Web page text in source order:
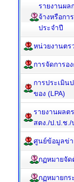
รายงานผล
จ้างหรือกา
ประจำปี
หน่วยงานตร
การจัดการอ
การประเมิน
ของ (LPA)
รายงานผลต
สตง./ป.ป.ช./
ศูนย์ข้อมูลข่า
กฏหมายจัด
กฏหมายกร